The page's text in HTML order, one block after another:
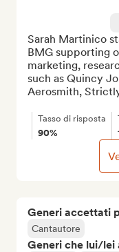
Generi accettati
Cantautore
Generi che lui/lei
Sarah Martinico
BMG supporting
marketing,
such as Quincy
Aerosmith,
Tasso di risposta
90%